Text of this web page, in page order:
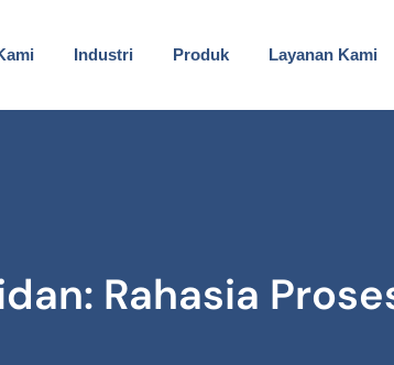
Industri Produk Layanan Kami
Rahasia